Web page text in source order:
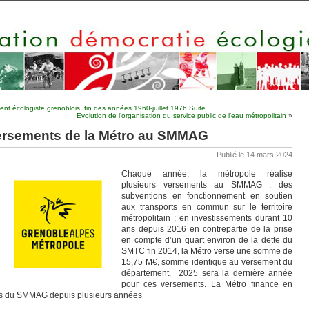
écologiste grenoblois, fin des années 1960-juillet 1976.Suite
Evolution de l’organisation du service public de l’eau métropolitain »
de la Métro au SMMAG
Publié le 14 mars 2024
Chaque année, la métropole réalise
plusieurs versements au SMMAG : des
subventions en fonctionnement en soutien
aux transports en commun sur le territoire
métropolitain ; en investissements durant 10
ans depuis 2016 en contrepartie de la prise
en compte d’un quart environ de la dette du
SMTC fin 2014, la Métro verse une somme de
15,75 M€, somme identique au versement du
département. 2025 sera la dernière année
pour ces versements. La Métro finance en
du SMMAG depuis plusieurs années